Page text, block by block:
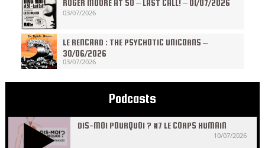
ROGER MOORE AT 50 – LAST CALL! – 01/07/2026
03/07/2026
LE RENCARD : THE PSYCHOTIC UNICORNS –
30/06/2026
03/07/2026
Podcasts
DIS-MOI POURQUOI ? #7 LE CORPS HUMAIN
10/07/2026